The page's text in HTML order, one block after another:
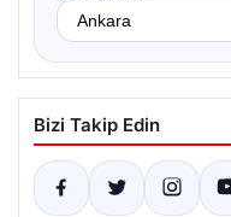
Bizi Takip Edin